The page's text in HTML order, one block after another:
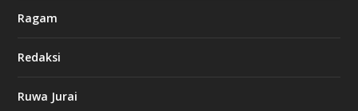
Ragam
Redaksi
Ruwa Jurai